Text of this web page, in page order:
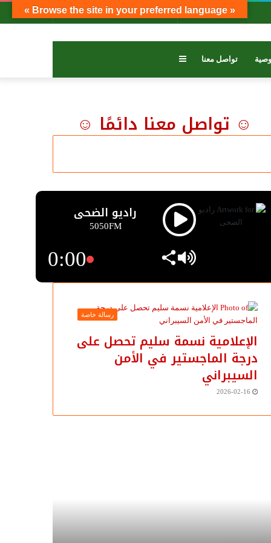
بحث عمودتسجيل
تواصل معنا عمود
☺ تواصل معنا دائمًا ☺
راديو الضحى
5050FM
0:00
رسالة خاصة
الإعلامية نسمة سليم تحصل على
درجة الماجستير في الأمن
السيبراني
2026-02-16
« Browse the site in your preferred language »